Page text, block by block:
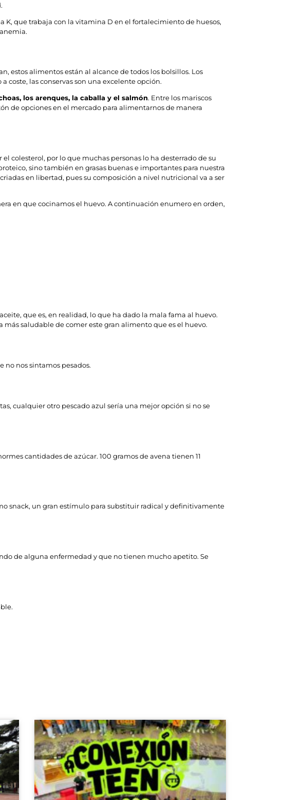
que trabaja con la vitamina D en el fortalecimiento de huesos,
estos alimentos están al alcance de todos los bolsillos. Los
coste, las conservas son una excelente opción.
los arenques, la caballa y el salmón. Entre los mariscos
de opciones en el mercado para alimentarnos de manera
colesterol, por lo que muchas personas lo ha desterrado de su
sino también en grasas buenas e importantes para nuestra
en libertad, pues su composición a nivel nutricional va a ser
en que cocinamos el huevo. A continuación enumero en orden,
que es, en realidad, lo que ha dado la mala fama al huevo.
saludable de comer este gran alimento que es el huevo.
no nos sintamos pesados.
cualquier otro pescado azul sería una mejor opción si no se
cantidades de azúcar. 100 gramos de avena tienen 11
snack, un gran estímulo para substituir radical y definitivamente
de alguna enfermedad y que no tienen mucho apetito. Se